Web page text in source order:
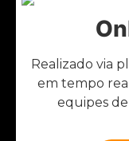
Realizado via
em tempo
equipes